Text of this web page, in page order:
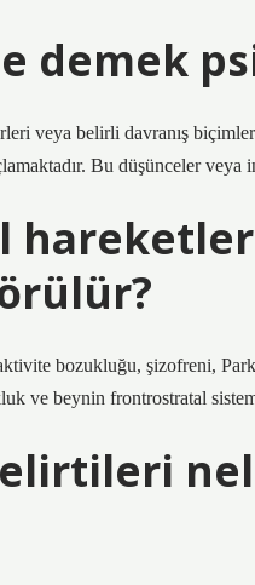
demek
veya belirli davranış
Bu düşünceler
bozukluğu, şizofreni,
ve beynin frontrostratal